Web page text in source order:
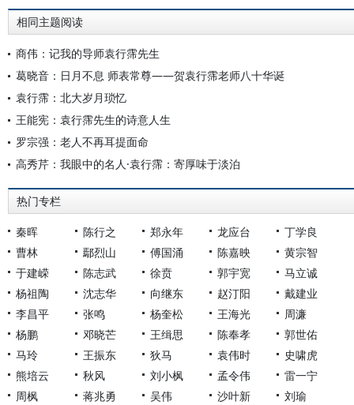
相同主题阅读
商伟：记我的导师袁行霈先生
葛晓音：日月不息 师表常尊——贺袁行霈老师八十华诞
袁行霈：北大岁月琐忆
王能宪：袁行霈先生的诗意人生
罗宗强：老人不再耳提面命
高秀芹：我眼中的名人·袁行霈：寄厚味于淡泊
热门专栏
秦晖 陈行之 郑永年 龙应台
丁学良
曹林
鄢烈山 傅国涌 陈嘉映
黄宗智
于建嵘
陈志武 徐贲 郭宇宽
马立诚
杨祖陶
沈志华 向继东 赵汀阳
戴建业
李昌平
张鸣 杨奎松 王海光
周濂
杨鹏
邓晓芒 王缉思 陈奉孝
郭世佑
马玲
王振东 狄马 袁伟时
史啸虎
熊培云
秋风 刘小枫 孟令伟
雷一宁
周枫
蒋兆勇 吴伟 沙叶新 刘瑜